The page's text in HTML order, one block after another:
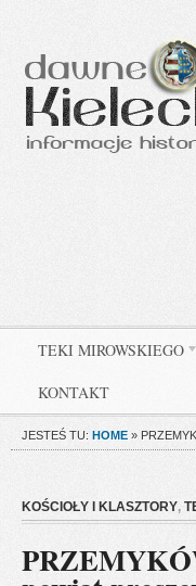
TEKI MIROWSKIEGO
KONTAKT
JESTEŚ TU: HOME »
KOŚCIOŁY I KLASZTORY,